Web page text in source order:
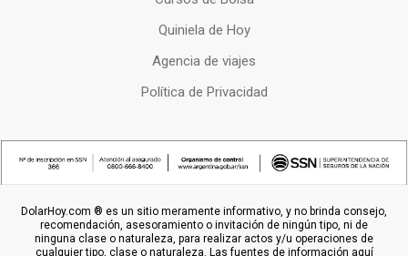
Quiniela de Hoy
Agencia de viajes
Política de Privacidad
DolarHoy.com ® es un sitio meramente informativo, y no brinda consejo,
recomendación, asesoramiento o invitación de ningún tipo, ni de
ninguna clase o naturaleza, para realizar actos y/u operaciones de
cualquier tipo, clase o naturaleza. Las fuentes de información aquí